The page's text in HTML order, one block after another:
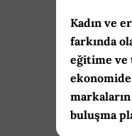
Kadın ve
farkında
eğitime ve
ekonomide
buluşma